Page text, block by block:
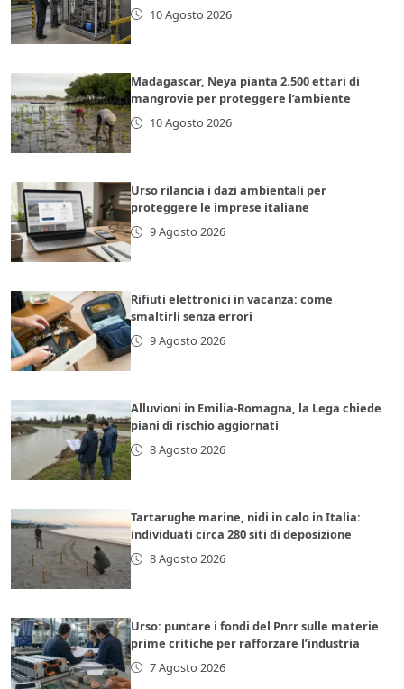
10 Agosto 2026
Madagascar, Neya pianta 2.500 ettari di
mangrovie per proteggere l’ambiente
10 Agosto 2026
Urso rilancia i dazi ambientali per
proteggere le imprese italiane
9 Agosto 2026
Rifiuti elettronici in vacanza: come
smaltirli senza errori
9 Agosto 2026
Alluvioni in Emilia-Romagna, la Lega chiede
piani di rischio aggiornati
8 Agosto 2026
Tartarughe marine, nidi in calo in Italia:
individuati circa 280 siti di deposizione
8 Agosto 2026
Urso: puntare i fondi del Pnrr sulle materie
prime critiche per rafforzare l’industria
7 Agosto 2026